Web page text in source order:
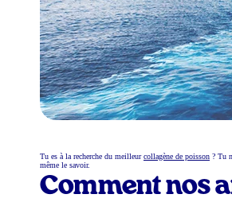
Tu es à la recherche du meilleurcollagène de poisson ? Tu
même le savoir.
Comment nos